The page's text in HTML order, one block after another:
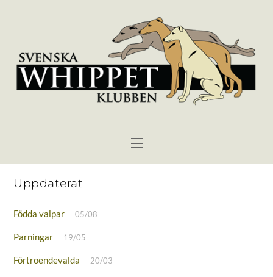
Menu
Uppdaterat
Födda valpar 05/08
Parningar 19/05
Förtroendevalda 20/03